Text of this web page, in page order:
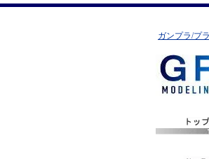
ガンプラ/プ